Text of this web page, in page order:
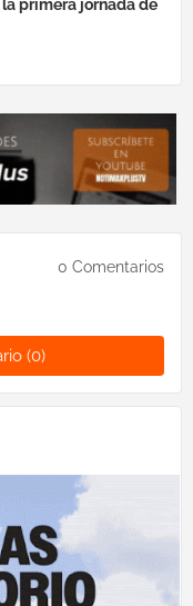
primera jornada de
0 Comentarios
(0)